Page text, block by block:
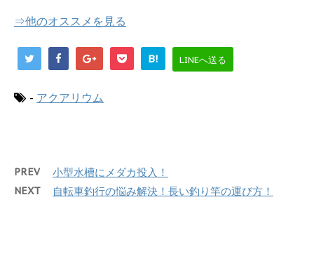
⇒他のオススメを見る
B! LINEへ送る
- アクアリウム
PREV 小型水槽にメダカ投入！
NEXT 自転車釣行の悩み解決！長い釣り竿の運び方！